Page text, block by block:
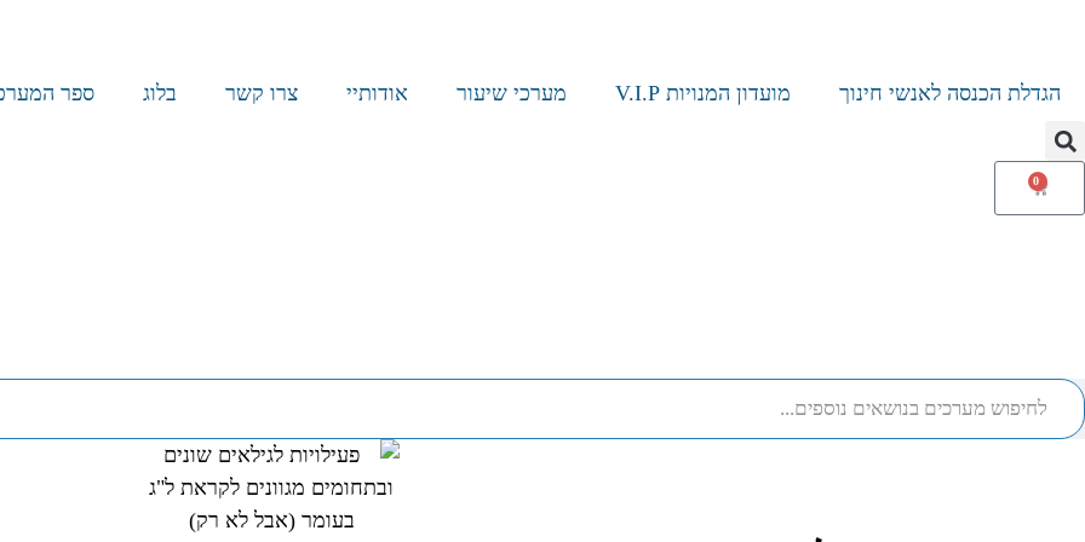
הגדלת הכנסה לאנשי חינוך מועדון המנויות V.I.P מערכי שיעור אודותיי צרו קשר בלוג ספר
0